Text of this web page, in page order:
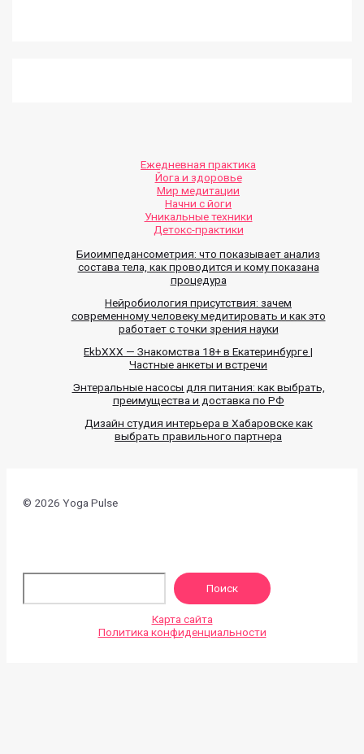
Ежедневная практика
Йога и здоровье
Мир медитации
Начни с йоги
Уникальные техники
Детокс-практики
Биоимпедансометрия: что показывает анализ
состава тела, как проводится и кому показана
процедура
Нейробиология присутствия: зачем
современному человеку медитировать и как это
работает с точки зрения науки
EkbXXX — Знакомства 18+ в Екатеринбурге |
Частные анкеты и встречи
Энтеральные насосы для питания: как выбрать,
преимущества и доставка по РФ
Дизайн студия интерьера в Хабаровске как
выбрать правильного партнера
© 2026 Yoga Pulse
Поиск
Карта сайта
Политика конфиденциальности